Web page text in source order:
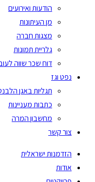
הודעות ואירועים
מן העיתונות
מצגות חברה
גלריית תמונות
דוח שכר שווה
נפט וגז
תגליות באגן
כתבות מעניינות
מחשבון המרה
צור קשר
הזדמנות ישראלית
אודות